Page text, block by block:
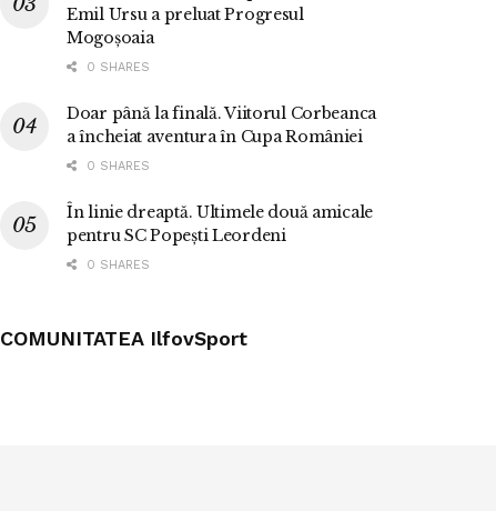
Emil Ursu a preluat Progresul
Mogoșoaia
0 SHARES
Doar până la finală. Viitorul Corbeanca
a încheiat aventura în Cupa României
0 SHARES
În linie dreaptă. Ultimele două amicale
pentru SC Popești Leordeni
0 SHARES
COMUNITATEA IlfovSport